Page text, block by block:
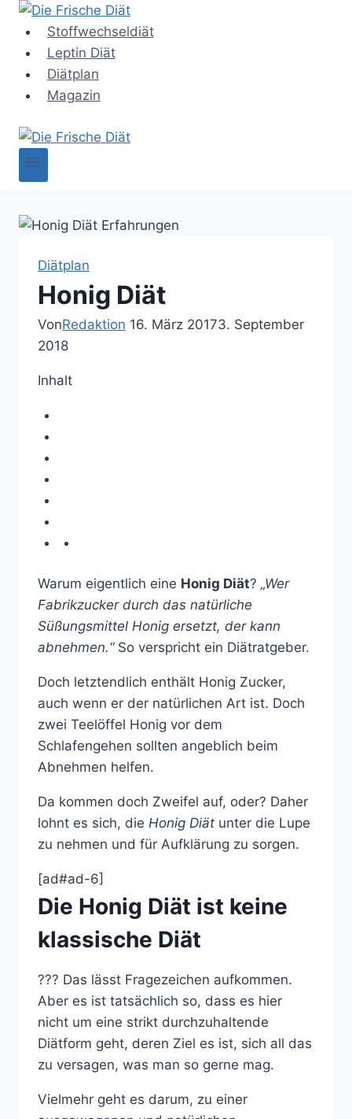
Zum
Inhalt
springen
Stoffwechseldiät
Leptin Diät
Diätplan
Magazin
Diätplan
Honig Diät
VonRedaktion 16. März 20173. September
2018
Inhalt
Warum eigentlich eine Honig Diät? „Wer
Fabrikzucker durch das natürliche
Süßungsmittel Honig ersetzt, der kann
abnehmen.“ So verspricht ein Diätratgeber.
Doch letztendlich enthält Honig Zucker,
auch wenn er der natürlichen Art ist. Doch
zwei Teelöffel Honig vor dem
Schlafengehen sollten angeblich beim
Abnehmen helfen.
Da kommen doch Zweifel auf, oder? Daher
lohnt es sich, die Honig Diät unter die Lupe
zu nehmen und für Aufklärung zu sorgen.
[ad#ad-6]
Die Honig Diät ist keine
klassische Diät
??? Das lässt Fragezeichen aufkommen.
Aber es ist tatsächlich so, dass es hier
nicht um eine strikt durchzuhaltende
Diätform geht, deren Ziel es ist, sich all das
zu versagen, was man so gerne mag.
Vielmehr geht es darum, zu einer